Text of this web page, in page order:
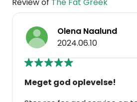
Olena Naalund
2024.06.10
Meget god oplevelse!